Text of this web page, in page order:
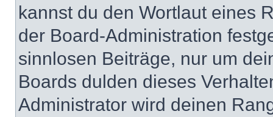
kannst du den Wortlaut eines
der Board-Administration
sinnlosen Beiträge, nur um
Boards dulden dieses
Administrator wird deinen